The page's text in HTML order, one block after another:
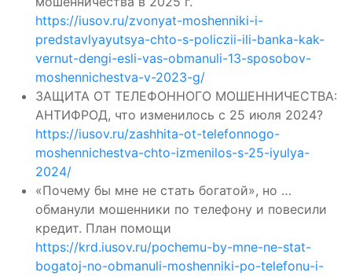
https://iusov.ru/zvonyat-moshenniki-i-
predstavlyayutsya-chto-s-policzii-ili-banka-kak-
vernut-dengi-esli-vas-obmanuli-13-sposobov-
moshennichestva-v-2023-g/
ЗАЩИТА ОТ ТЕЛЕФОННОГО МОШЕННИЧЕСТВА:
АНТИФРОД, что изменилось с 25 июля 2024?
https://iusov.ru/zashhita-ot-telefonnogo-
moshennichestva-chto-izmenilos-s-25-iyulya-
2024/
«Почему бы мне не стать богатой», но …
обманули мошенники по телефону и повесили
кредит. План помощи
https://krd.iusov.ru/pochemu-by-mne-ne-stat-
bogatoj-no-obmanuli-moshenniki-po-telefonu-i-